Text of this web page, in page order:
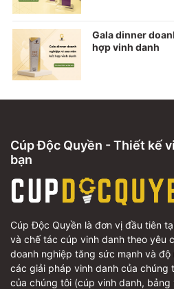
Gala dinner
hợp vinh danh
Cúp Độc Quyền - Thiết kế
bạn
Cúp Độc Quyền là đơn vị đầu tiên
và chế tác cúp vinh danh theo yêu
doanh nghiệp tăng sức mạnh và
các giải pháp vinh danh của chúng
của chúng tôi (cúp vinh danh,